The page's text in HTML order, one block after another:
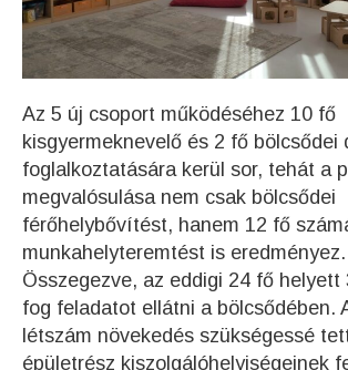
Az 5 új csoport működéséhez 10 fő
kisgyermeknevelő és 2 fő bölcsődei
foglalkoztatására kerül sor, tehát a
megvalósulása nem csak bölcsődei
férőhelybővítést, hanem 12 fő
munkahelyteremtést is eredményez.
Összegezve, az eddigi 24 fő
fog feladatot ellátni a bölcsődében.
létszám növekedés szükségessé
épületrész kiszolgálóhelyiségeinek